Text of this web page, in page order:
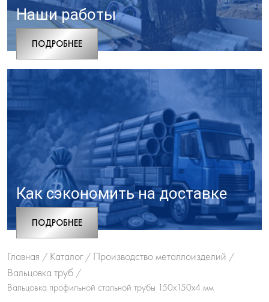
Наши работы
ПОДРОБНЕЕ
Как сэкономить на доставке
ПОДРОБНЕЕ
Главная / Каталог / Производство металлоизделий /
Вальцовка труб /
Вальцовка профильной стальной трубы 150х150х4 мм